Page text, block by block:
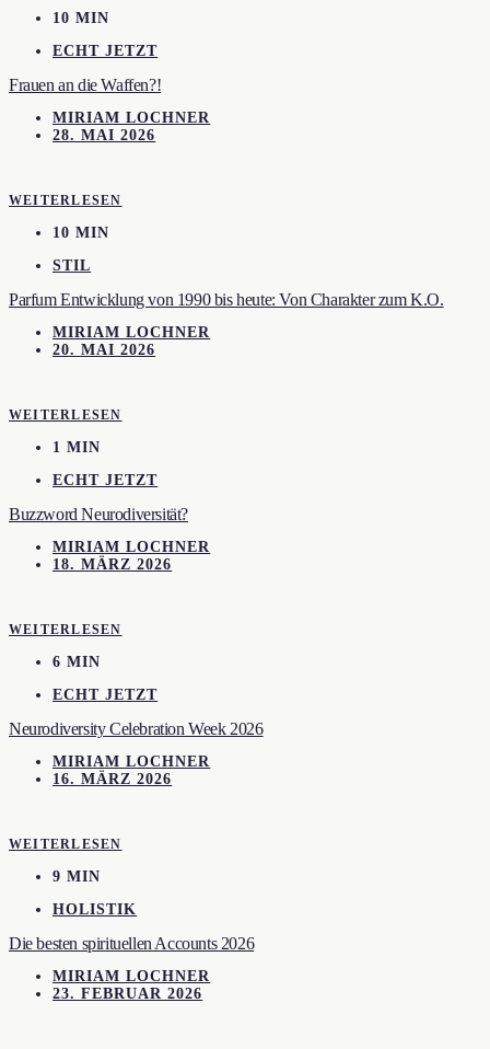
10 MIN
ECHT JETZT
Frauen an die Waffen?!
MIRIAM LOCHNER
28. MAI 2026
WEITERLESEN
10 MIN
STIL
Parfum Entwicklung von 1990 bis heute: Von Charakter zum K.O.
MIRIAM LOCHNER
20. MAI 2026
WEITERLESEN
1 MIN
ECHT JETZT
Buzzword Neurodiversität?
MIRIAM LOCHNER
18. MÄRZ 2026
WEITERLESEN
6 MIN
ECHT JETZT
Neurodiversity Celebration Week 2026
MIRIAM LOCHNER
16. MÄRZ 2026
WEITERLESEN
9 MIN
HOLISTIK
Die besten spirituellen Accounts 2026
MIRIAM LOCHNER
23. FEBRUAR 2026